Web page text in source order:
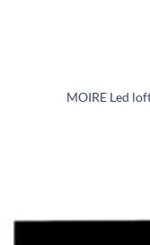
MOIRE Led